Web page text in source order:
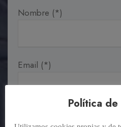
Nombre (*)
Email (*)
Política